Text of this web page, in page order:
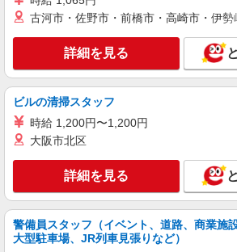
時給2400円〜＜交通
む)＞
東京都北区
キープ
派遣社員
（株）ウィルオブ・ワークCW 池袋支店/
時給1500円 ◆
東京都北区
キープ
古河市・佐野市・前橋市・高崎市・伊
詳細を見る
ビルの清掃スタッフ
時給 1,200円〜1,200円
大阪市北区
詳細を見る
警備員スタッフ（イベント、道路、商業施設
大型駐車場、JR列車見張りなど）